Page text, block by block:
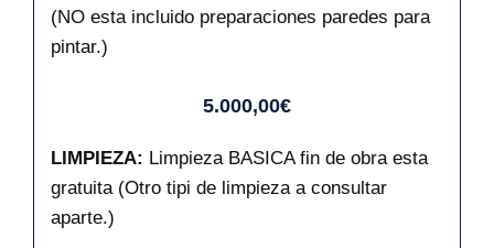
(NO esta incluido preparaciones paredes para
pintar.)
5.000,00€
LIMPIEZA: Limpieza BASICA fin de obra esta
gratuita (Otro tipi de limpieza a consultar
aparte.)